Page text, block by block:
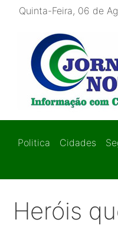
Quinta-Feira, 06 de
Politica Cidades
Heróis